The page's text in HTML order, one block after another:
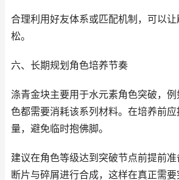
合理利用好友体系或匹配机制，可以
松。
六、长期规划角色培养节奏
涤青金块主要用于水元素角色突破，
色都需要消耗该系列材料。在培养前
量，避免临时抱佛脚。
建议在角色等级达到突破节点前提前
断片与碎屑进行合成，这样在真正需